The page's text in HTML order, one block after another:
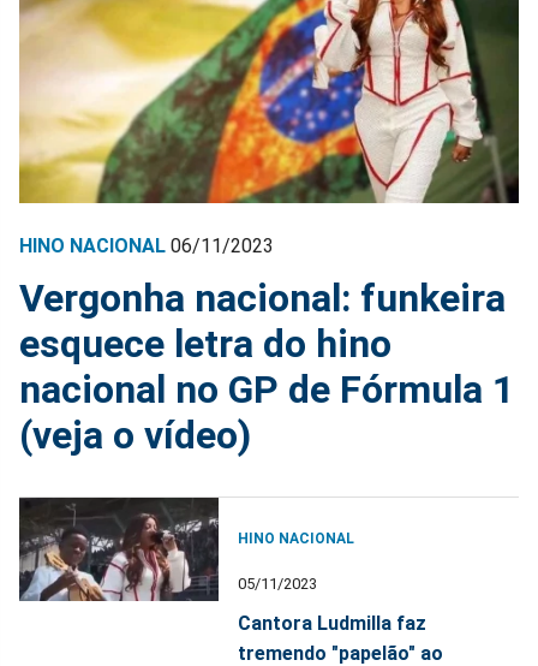
HINO NACIONAL 06/11/2023
Vergonha nacional: funkeira
esquece letra do hino
nacional no GP de Fórmula 1
(veja o vídeo)
HINO NACIONAL
05/11/2023
Cantora Ludmilla faz
tremendo "papelão" ao